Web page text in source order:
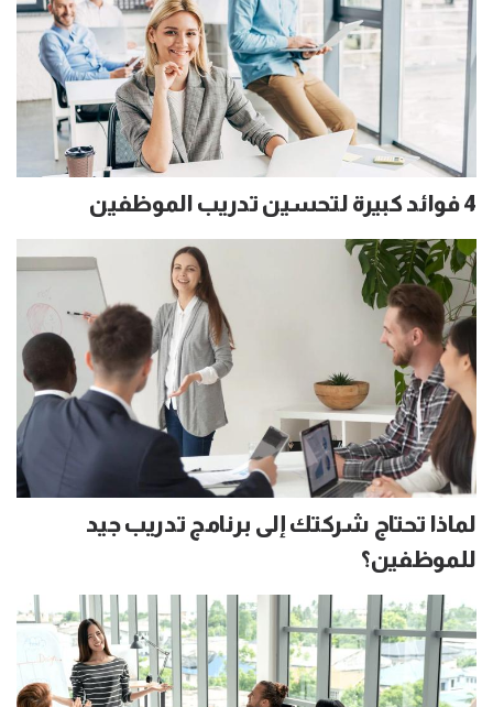
4 فوائد كبيرة لتحسين تدريب الموظفين
لماذا تحتاج شركتك إلى برنامج تدريب جيد
للموظفين؟